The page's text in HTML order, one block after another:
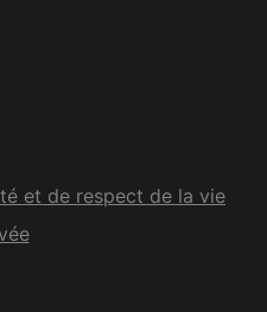
et de respect de la vie